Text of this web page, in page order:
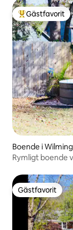
Populär
Gästfavorit
Boende i
Rymligt boende
Gästfavorit
Gästfavorit